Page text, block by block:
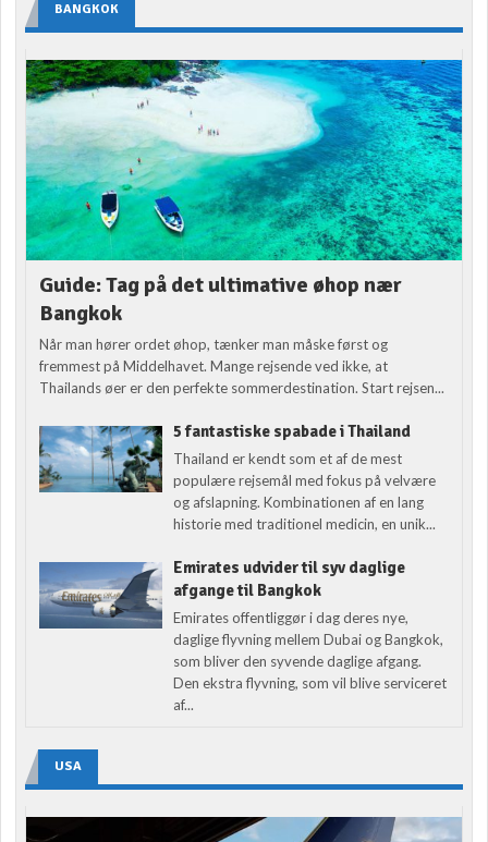
BANGKOK
Guide: Tag på det ultimative øhop nær
Bangkok
Når man hører ordet øhop, tænker man måske først og
fremmest på Middelhavet. Mange rejsende ved ikke, at
Thailands øer er den perfekte sommerdestination. Start rejsen...
5 fantastiske spabade i Thailand
Thailand er kendt som et af de mest
populære rejsemål med fokus på velvære
og afslapning. Kombinationen af en lang
historie med traditionel medicin, en unik...
Emirates udvider til syv daglige
afgange til Bangkok
Emirates offentliggør i dag deres nye,
daglige flyvning mellem Dubai og Bangkok,
som bliver den syvende daglige afgang.
Den ekstra flyvning, som vil blive serviceret
af...
USA